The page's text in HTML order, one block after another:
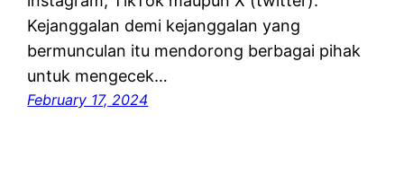
Kejanggalan demi kejanggalan yang
bermunculan itu mendorong berbagai pihak
untuk mengecek…
February 17, 2024